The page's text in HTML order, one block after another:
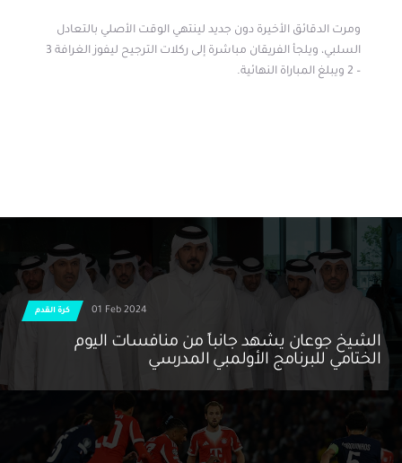
ومرت الدقائق الأخيرة دون جديد لينتهي الوقت الأصلي بالتعادل
السلبي، ويلجأ الفريقان مباشرة إلى ركلات الترجيح ليفوز الغرافة 3
– 2 ويبلغ المباراة النهائية.
كرة القدم 01 Feb 2024
الشيخ جوعان يشهد جانباً من منافسات اليوم
الختامي للبرنامج الأولمبي المدرسي